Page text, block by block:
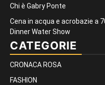
Chi è Gabry Ponte
Cena in acqua e acrobazie a
Dinner Water Show
CATEGORIE
CRONACA ROSA
FASHION